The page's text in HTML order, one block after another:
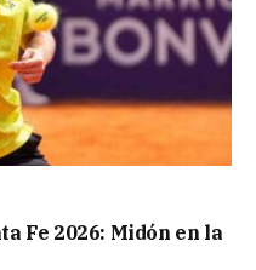
Fe 2026: Midón en la